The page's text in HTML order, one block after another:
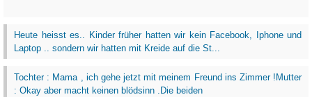
Heute heisst es.. Kinder früher hatten wir kein Facebook, Iphone und
Laptop .. sondern wir hatten mit Kreide auf die St...
Tochter : Mama , ich gehe jetzt mit meinem Freund ins Zimmer !Mutter
: Okay aber macht keinen blödsinn .Die beiden